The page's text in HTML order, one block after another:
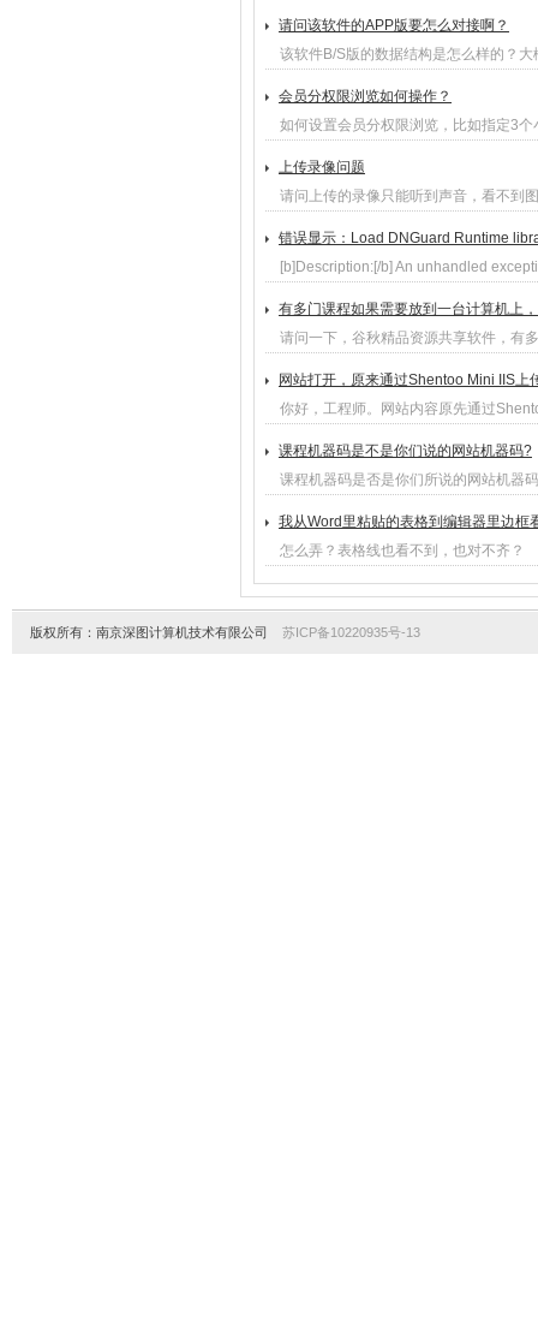
请问该软件的APP版要怎么对接啊？
该软件B/S版的数据结构是怎么样的？大
会员分权限浏览如何操作？
如何设置会员分权限浏览，比如指定3个
上传录像问题
请问上传的录像只能听到声音，看不到
错误显示：Load DNGuard Runtime
[b]Description:[/b] An unhandled
有多门课程如果需要放到一台计算机上
请问一下，谷秋精品资源共享软件，有
网站打开，原来通过Shentoo Mini IIS上
你好，工程师。网站内容原先通过
课程机器码是不是你们说的网站机器码?
课程机器码是否是你们所说的网站机器
我从Word里粘贴的表格到编辑器里边框
怎么弄？表格线也看不到，也对不齐？
版权所有：南京深图计算机技术有限公司 苏ICP备10220935号-13